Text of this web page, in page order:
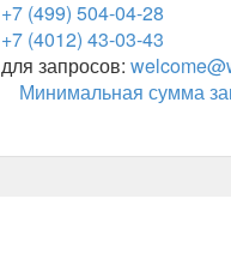
+7 (499) 504-04-28
+7 (4012) 43-03-43
для запросов:
Минимальная сумма